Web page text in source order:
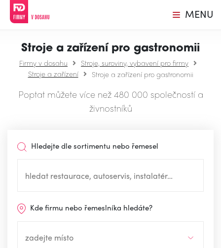
MENU
Stroje a zařízení pro gastronomii
Firmy v dosahu
Stroje, suroviny, vybavení pro firmy
Stroje a zařízení
Stroje a zařízení pro gastronomii
Poptat můžete více než 480 000 společností a
živnostníků
Hledejte dle sortimentu nebo řemesel
Kde firmu nebo řemeslníka hledáte?